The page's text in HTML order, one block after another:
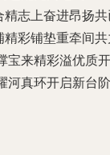
志上奋进昂扬
精彩铺垫重牵间
宝来精彩溢优质开
河真环开启新台阶